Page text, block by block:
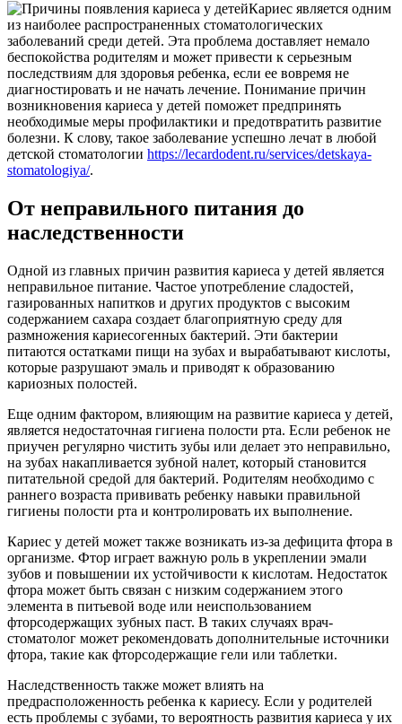
Кариес является одним
из наиболее распространенных стоматологических
заболеваний среди детей. Эта проблема доставляет немало
беспокойства родителям и может привести к серьезным
последствиям для здоровья ребенка, если ее вовремя не
диагностировать и не начать лечение. Понимание причин
возникновения кариеса у детей поможет предпринять
необходимые меры профилактики и предотвратить развитие
болезни. К слову, такое заболевание успешно лечат в любой
детской стоматологии https://lecardodent.ru/services/detskaya-
stomatologiya/.
От неправильного питания до
наследственности
Одной из главных причин развития кариеса у детей является
неправильное питание. Частое употребление сладостей,
газированных напитков и других продуктов с высоким
содержанием сахара создает благоприятную среду для
размножения кариесогенных бактерий. Эти бактерии
питаются остатками пищи на зубах и вырабатывают кислоты,
которые разрушают эмаль и приводят к образованию
кариозных полостей.
Еще одним фактором, влияющим на развитие кариеса у детей,
является недостаточная гигиена полости рта. Если ребенок не
приучен регулярно чистить зубы или делает это неправильно,
на зубах накапливается зубной налет, который становится
питательной средой для бактерий. Родителям необходимо с
раннего возраста прививать ребенку навыки правильной
гигиены полости рта и контролировать их выполнение.
Кариес у детей может также возникать из-за дефицита фтора в
организме. Фтор играет важную роль в укреплении эмали
зубов и повышении их устойчивости к кислотам. Недостаток
фтора может быть связан с низким содержанием этого
элемента в питьевой воде или неиспользованием
фторсодержащих зубных паст. В таких случаях врач-
стоматолог может рекомендовать дополнительные источники
фтора, такие как фторсодержащие гели или таблетки.
Наследственность также может влиять на
предрасположенность ребенка к кариесу. Если у родителей
есть проблемы с зубами, то вероятность развития кариеса у их